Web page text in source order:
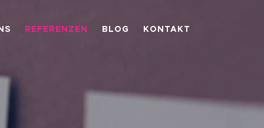
REFERENZEN BLOG KONTAKT